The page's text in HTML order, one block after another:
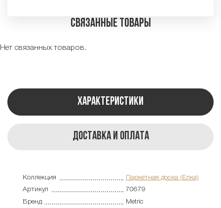
Связанные товары
Нет связанных товаров.
Характеристики
Доставка и оплата
Коллекция
Паркетная доска (Елка)
Артикул
70679
Бренд
Metric